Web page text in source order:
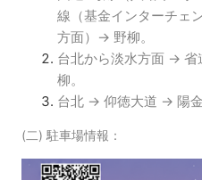
線（基金インターチェ
方面）→ 野柳。
台北から淡水方面 →
柳。
台北 → 仰徳大道 → 陽
(二) 駐車場情報：